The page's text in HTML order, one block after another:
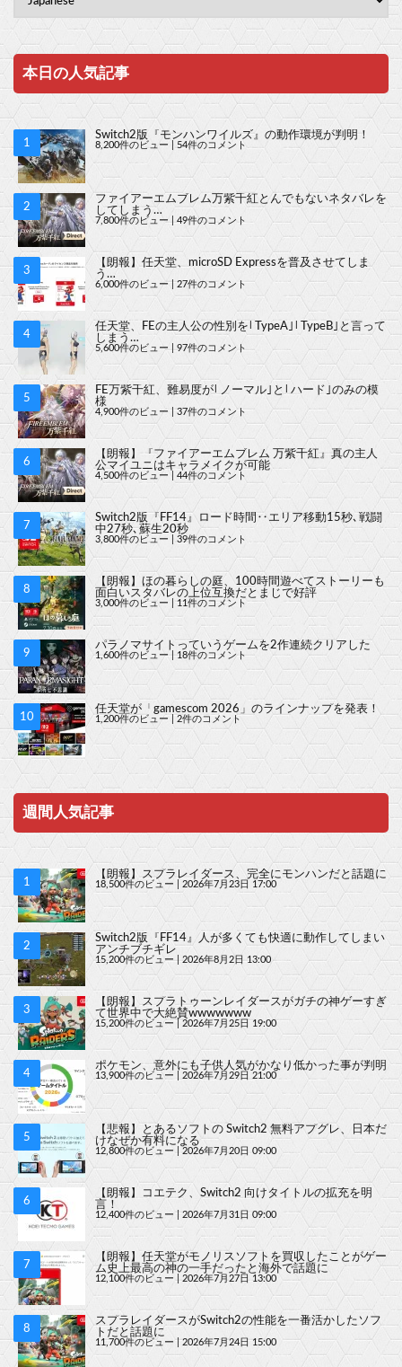
本日の人気記事
Switch2版『モンハンワイルズ』の動作環境が判明！
8,200件のビュー 54件のコメント
ファイアーエムブレム万紫千紅とんでもないネタバレを
してしまう…
7,800件のビュー 49件のコメント
【朗報】任天堂、microSD Expressを普及させてしま
う…
6,000件のビュー| 27件のコメント
任天堂、FEの主人公の性別を｢TypeA｣｢TypeB｣と言って
しまう…
5,600件のビュー 97件のコメント
FE万紫千紅、難易度が｢ノーマル｣と｢ハード｣のみの模
様
4,900件のビュー |37件のコメント
【朗報】『ファイアーエムブレム 万紫千紅』真の主人
公マイユニはキャラメイクが可能
4,500件のビュー 44件のコメント
Switch2版『FF14』ロード時間‥エリア移動15秒､戦闘
中27秒､蘇生20秒
3,800件のビュー 39件のコメント
【朗報】ほの暮らしの庭、100時間遊べてストーリーも
面白いスタバレの上位互換だとまじで好評
3,000件のビュー |11件のコメント
パラノマサイトっていうゲームを2作連続クリアした
1,600件のビュー|18件のコメント
任天堂が「gamescom 2026」のラインナップを発表！
1,200件のビュー 2件のコメント
週間人気記事
【朗報】スプラレイダース、完全にモンハンだと話題に
18,500件のビュー 2026年7月23日 17:00
Switch2版『FF14』人が多くても快適に動作してしまい
アンチブチギレ
15,200件のビュー| 2026年8月2日 13:00
【朗報】スプラトゥーンレイダースがガチの神ゲーすぎ
て世界中で大絶賛wwwwwww
15,200件のビュー|2026年7月25日 19:00
ポケモン、意外にも子供人気がかなり低かった事が判明
13,900件のビュー 2026年7月29日 21:00
【悲報】とあるソフトの Switch2 無料アプグレ、日本だ
けなぜか有料になる
12,800件のビュー 2026年7月20日 09:00
【朗報】コエテク、Switch2 向けタイトルの拡充を明
言！
12,400件のビュー | 2026年7月31日 09:00
【朗報】任天堂がモノリスソフトを買収したことがゲー
ム史上最高の神の一手だったと海外で話題に
12,100件のビュー 2026年7月27日 13:00
スプラレイダースがSwitch2の性能を一番活かしたソフ
トだと話題に
11,700件のビュー|2026年7月24日 15:00